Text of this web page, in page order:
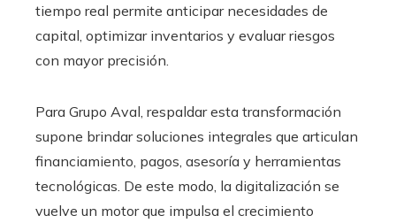
tiempo real permite anticipar necesidades de
capital, optimizar inventarios y evaluar riesgos
con mayor precisión.
Para Grupo Aval, respaldar esta transformación
supone brindar soluciones integrales que articulan
financiamiento, pagos, asesoría y herramientas
tecnológicas. De este modo, la digitalización se
vuelve un motor que impulsa el crecimiento